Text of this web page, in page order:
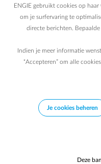
ENGIE gebruikt cookies op
om je surfervaring te
directe berichten.
Indien je meer informatie
“Accepteren” om alle
Je cookies beheren
Deze